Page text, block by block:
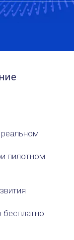
пилотном
бесплатно